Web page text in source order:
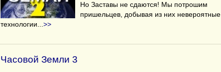
Но Заставы не сдаются! Мы потрошим
пришельцев, добывая из них невероятные
технологии
>>
Часовой Земли 3